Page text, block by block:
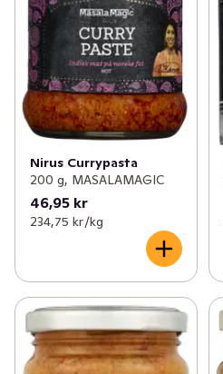
Nirus Currypasta
200 g, MASALAMAGIC
46,95 kr
234,75 kr /kg